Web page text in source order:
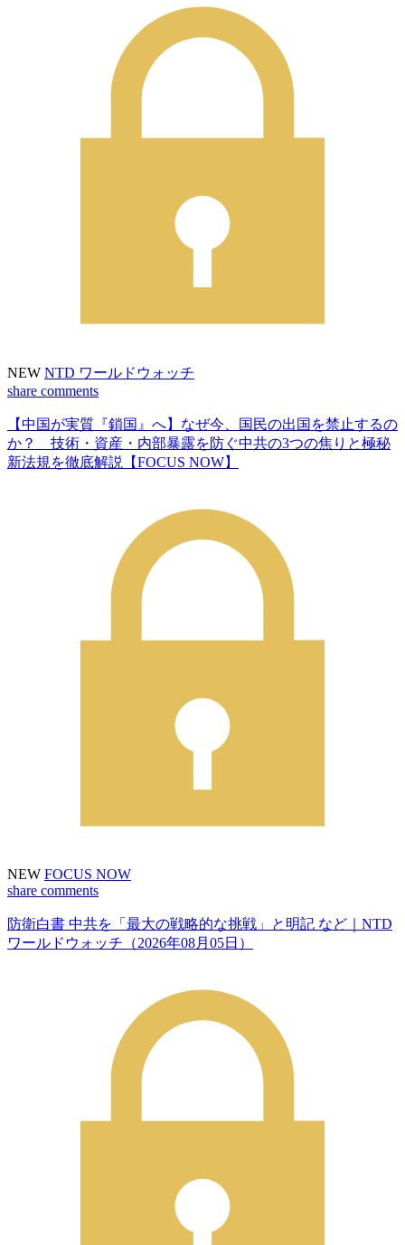
NEW NTD ワールドウォッチ
share comments
【中国が実質『鎖国』へ】なぜ今、国民の出国を禁止するの
か？ 技術・資産・内部暴露を防ぐ中共の3つの焦りと極秘
新法規を徹底解説【FOCUS NOW】
NEW FOCUS NOW
share comments
防衛白書 中共を「最大の戦略的な挑戦」と明記 など｜NTD
ワールドウォッチ（2026年08月05日）